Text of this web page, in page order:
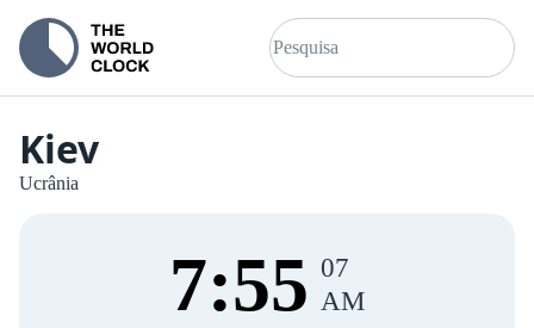
Kiev
Ucrânia
7:55 07
AM